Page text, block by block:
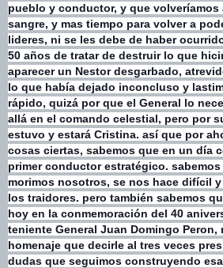
pueblo y conductor, y que volveríamos
sangre, y mas tiempo para volver a
lideres, ni se les debe de haber
50 años de tratar de destruir lo que
aparecer un Nestor desgarbado,
lo que había dejado inconcluso y
rápido, quizá por que el General lo
allá en el comando celestial, pero por
estuvo y estará Cristina. así que por
cosas ciertas, sabemos que en un día
primer conductor estratégico.
morimos nosotros, se nos hace difícil
los traidores. pero también sabemos
hoy en la conmemoración del 40
teniente General Juan Domingo Peron,
homenaje que decirle al tres veces
dudas que seguimos construyendo